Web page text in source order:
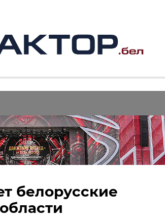
белорусские